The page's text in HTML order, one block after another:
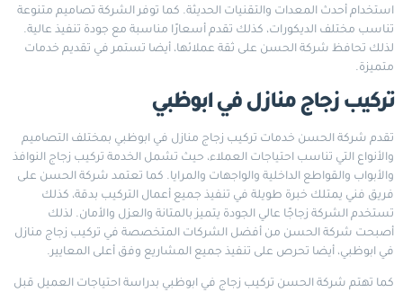
استخدام أحدث المعدات والتقنيات الحديثة. كما توفر الشركة تصاميم متنوعة
تناسب مختلف الديكورات، كذلك تقدم أسعارًا مناسبة مع جودة تنفيذ عالية.
لذلك تحافظ شركة الحسن على ثقة عملائها، أيضا تستمر في تقديم خدمات
متميزة.
تركيب زجاج منازل في ابوظبي
تقدم شركة الحسن خدمات تركيب زجاج منازل في ابوظبي بمختلف التصاميم
والأنواع التي تناسب احتياجات العملاء، حيث تشمل الخدمة تركيب زجاج النوافذ
والأبواب والقواطع الداخلية والواجهات والمرايا. كما تعتمد شركة الحسن على
فريق فني يمتلك خبرة طويلة في تنفيذ جميع أعمال التركيب بدقة، كذلك
تستخدم الشركة زجاجًا عالي الجودة يتميز بالمتانة والعزل والأمان. لذلك
أصبحت شركة الحسن من أفضل الشركات المتخصصة في تركيب زجاج منازل
في ابوظبي، أيضا تحرص على تنفيذ جميع المشاريع وفق أعلى المعايير.
كما تهتم شركة الحسن تركيب زجاج في ابوظبي بدراسة احتياجات العميل قبل